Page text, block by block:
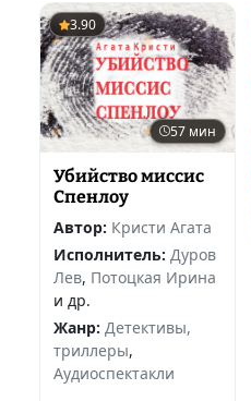
3.90
57 мин
Убийство миссис
Спенлоу
Автор: Кристи Агата
Исполнитель: Дуров
Лев, Потоцкая Ирина
и др.
Жанр: Детективы,
триллеры,
Аудиоспектакли